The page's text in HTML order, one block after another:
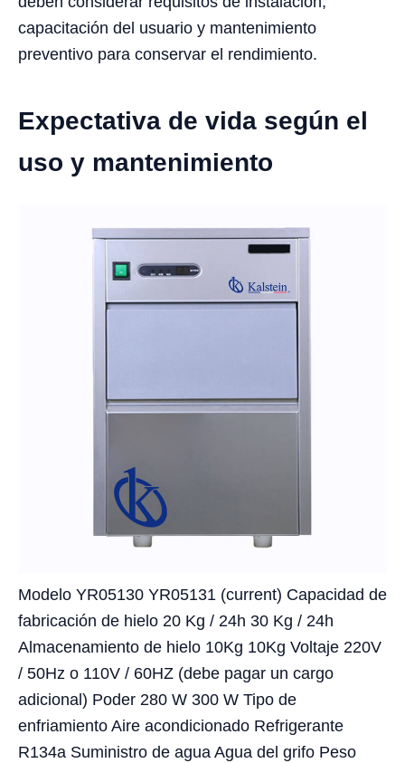
capacitación del usuario y mantenimiento
preventivo para conservar el rendimiento.
Expectativa de vida según el
uso y mantenimiento
Modelo YR05130 YR05131 (current) Capacidad de
fabricación de hielo 20 Kg / 24h 30 Kg / 24h
Almacenamiento de hielo 10Kg 10Kg Voltaje 220V
/ 50Hz o 110V / 60HZ (debe pagar un cargo
adicional) Poder 280 W 300 W Tipo de
enfriamiento Aire acondicionado Refrigerante
R134a Suministro de agua Agua del grifo Peso